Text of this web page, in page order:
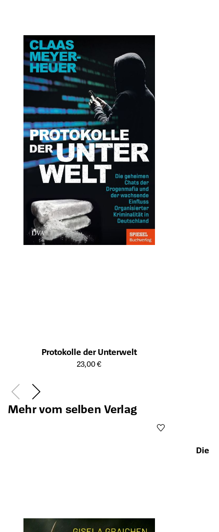
Protokolle der Unterwelt
Öffnet die Detailseite des Produkts
23,00 €
Mehr vom selben Verlag
Die